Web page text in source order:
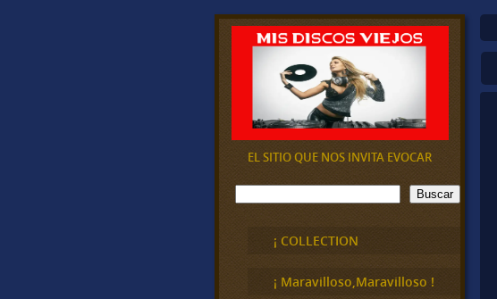
EL SITIO QUE NOS INVITA EVOCAR
B
u
Buscar
¡ COLLECTION
¡ Maravilloso,Maravilloso !